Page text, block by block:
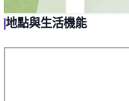
地點與生活機能